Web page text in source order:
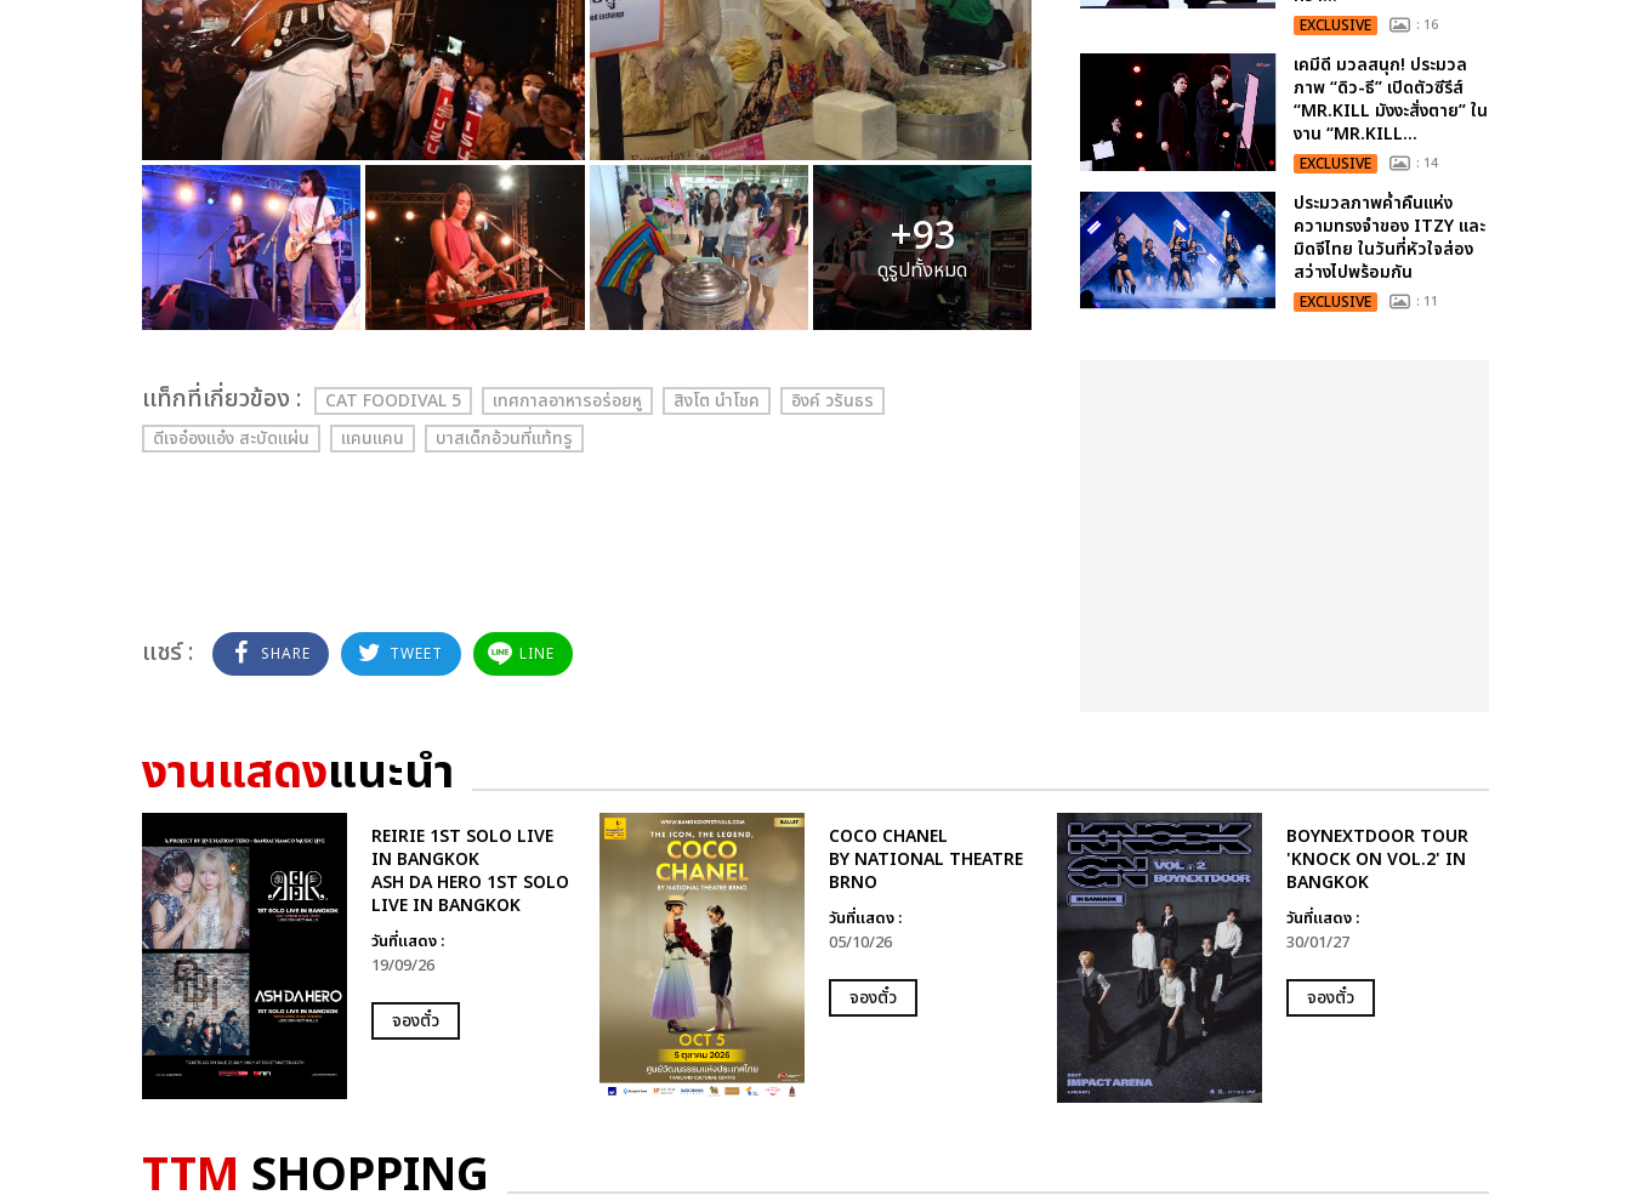
+93
ดูรูปทั้งหมด
เเท็กที่เกี่ยวข้อง : CAT FOODIVAL 5 เทศกาลอาหารอร่อยหู สิงโต นำโชค
อิงค์ วรันธร
ดีเจอ๋องแอ๋ง สะบัดแผ่น
แคนแคน บาสเด็กอ้วนที่แท้ทรู
แชร์ : SHARE TWEET LINE
EXCLUSIVE : 16
เคมีดี มวลสนุก! ประมวล
ภาพ “ดิว-ธี” เปิดตัวซีรีส์
“MR.KILL มังงะสั่งตาย” ใน
งาน “MR.KILL...
EXCLUSIVE : 14
ประมวลภาพค่ำคืนแห่ง
ความทรงจำของ ITZY และ
มิดจีไทย ในวันที่หัวใจส่อง
สว่างไปพร้อมกัน
EXCLUSIVE : 11
งานแสดงแนะนำ
REIRIE 1ST SOLO LIVE
IN BANGKOK
ASH DA HERO 1ST SOLO
LIVE IN BANGKOK
วันที่แสดง :
19/09/26
จองตั๋ว
COCO CHANEL
BY NATIONAL THEATRE
BRNO
วันที่แสดง :
05/10/26
จองตั๋ว
BOYNEXTDOOR TOUR
'KNOCK ON VOL.2' IN
BANGKOK
วันที่แสดง :
30/01/27
จองตั๋ว
TTM SHOPPING